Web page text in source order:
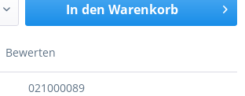
In den Warenkorb
Bewerten
021000089